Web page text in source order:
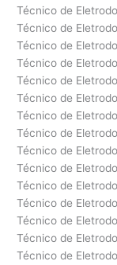
Técnico de
Técnico de
Técnico de
Técnico de
Técnico de
Técnico de
Técnico de
Técnico de
Técnico de
Técnico de
Técnico de
Técnico de
Técnico de
Técnico de
Técnico de